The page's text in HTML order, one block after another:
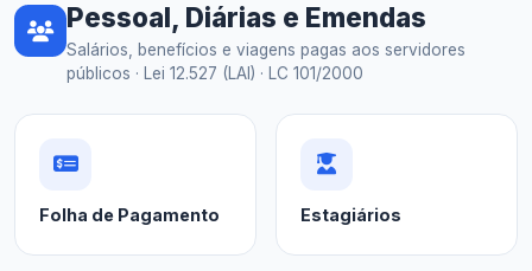
Pessoal, Diárias e Emendas
Salários, benefícios e viagens pagas aos servidores
públicos · Lei 12.527 (LAI) · LC 101/2000
Folha de Pagamento Estagiários